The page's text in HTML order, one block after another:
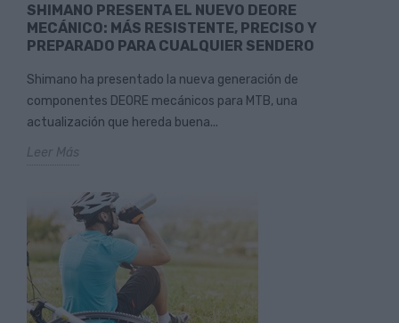
SHIMANO PRESENTA EL NUEVO DEORE
MECÁNICO: MÁS RESISTENTE, PRECISO Y
PREPARADO PARA CUALQUIER SENDERO
Shimano ha presentado la nueva generación de
componentes DEORE mecánicos para MTB, una
actualización que hereda buena...
Leer Más